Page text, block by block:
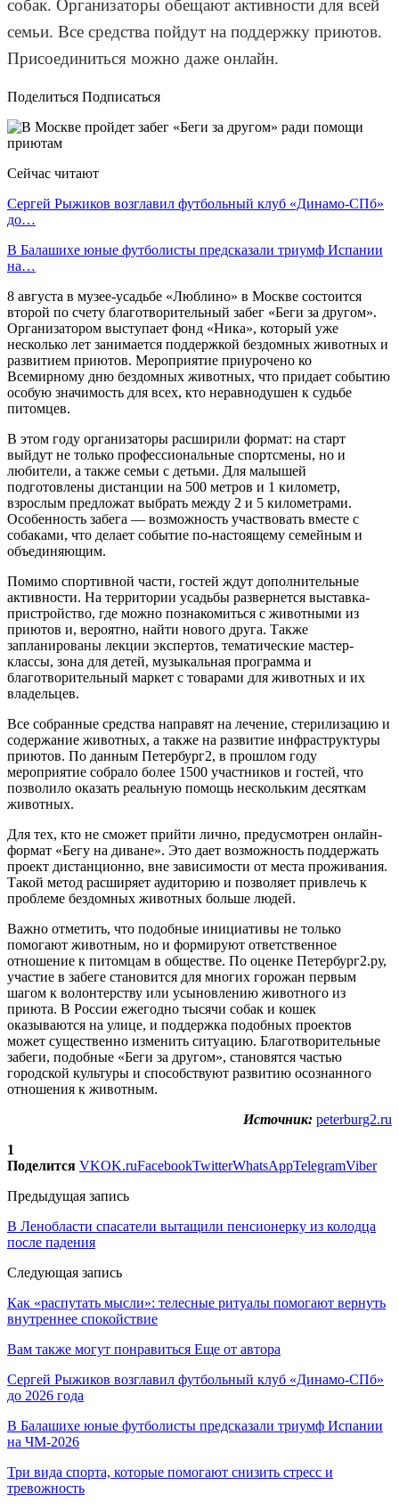
собак. Организаторы обещают активности для всей
семьи. Все средства пойдут на поддержку приютов.
Присоединиться можно даже онлайн.
Поделиться Подписаться
Сейчас читают
Сергей Рыжиков возглавил футбольный клуб «Динамо-СПб»
до…
В Балашихе юные футболисты предсказали триумф Испании
на…
8 августа в музее-усадьбе «Люблино» в Москве состоится
второй по счету благотворительный забег «Беги за другом».
Организатором выступает фонд «Ника», который уже
несколько лет занимается поддержкой бездомных животных и
развитием приютов. Мероприятие приурочено ко
Всемирному дню бездомных животных, что придает событию
особую значимость для всех, кто неравнодушен к судьбе
питомцев.
В этом году организаторы расширили формат: на старт
выйдут не только профессиональные спортсмены, но и
любители, а также семьи с детьми. Для малышей
подготовлены дистанции на 500 метров и 1 километр,
взрослым предложат выбрать между 2 и 5 километрами.
Особенность забега — возможность участвовать вместе с
собаками, что делает событие по-настоящему семейным и
объединяющим.
Помимо спортивной части, гостей ждут дополнительные
активности. На территории усадьбы развернется выставка-
пристройство, где можно познакомиться с животными из
приютов и, вероятно, найти нового друга. Также
запланированы лекции экспертов, тематические мастер-
классы, зона для детей, музыкальная программа и
благотворительный маркет с товарами для животных и их
владельцев.
Все собранные средства направят на лечение, стерилизацию и
содержание животных, а также на развитие инфраструктуры
приютов. По данным Петербург2, в прошлом году
мероприятие собрало более 1500 участников и гостей, что
позволило оказать реальную помощь нескольким десяткам
животных.
Для тех, кто не сможет прийти лично, предусмотрен онлайн-
формат «Бегу на диване». Это дает возможность поддержать
проект дистанционно, вне зависимости от места проживания.
Такой метод расширяет аудиторию и позволяет привлечь к
проблеме бездомных животных больше людей.
Важно отметить, что подобные инициативы не только
помогают животным, но и формируют ответственное
отношение к питомцам в обществе. По оценке Петербург2.ру,
участие в забеге становится для многих горожан первым
шагом к волонтерству или усыновлению животного из
приюта. В России ежегодно тысячи собак и кошек
оказываются на улице, и поддержка подобных проектов
может существенно изменить ситуацию. Благотворительные
забеги, подобные «Беги за другом», становятся частью
городской культуры и способствуют развитию осознанного
отношения к животным.
Источник: peterburg2.ru
1
Поделится VKOK.ruFacebookTwitterWhatsAppTelegramViber
Предыдущая запись
В Ленобласти спасатели вытащили пенсионерку из колодца
после падения
Следующая запись
Как «распутать мысли»: телесные ритуалы помогают вернуть
внутреннее спокойствие
Вам также могут понравиться Еще от автора
Сергей Рыжиков возглавил футбольный клуб «Динамо-СПб»
до 2026 года
В Балашихе юные футболисты предсказали триумф Испании
на ЧМ-2026
Три вида спорта, которые помогают снизить стресс и
тревожность